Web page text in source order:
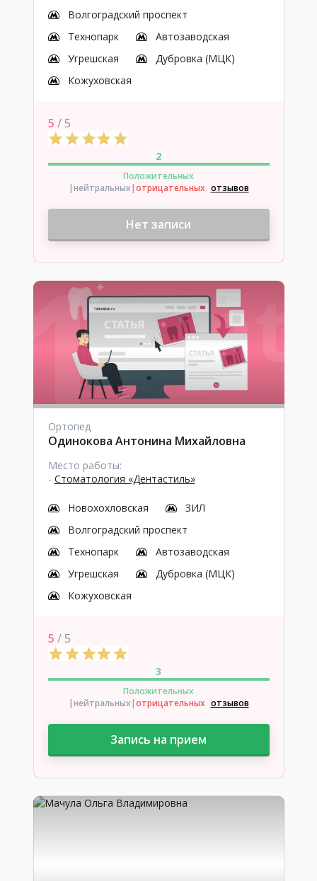
Волгоградский проспект
Технопарк
Автозаводская
Угрешская
Дубровка (МЦК)
Кожуховская
5 / 5
2
Положительных
|нейтральных|отрицательных отзывов
Нет записи
Ортопед
Одинокова Антонина Михайловна
Место работы:
- Стоматология «Дентастиль»
Новохохловская
ЗИЛ
Волгоградский проспект
Технопарк
Автозаводская
Угрешская
Дубровка (МЦК)
Кожуховская
5 / 5
3
Положительных
|нейтральных|отрицательных отзывов
Запись на прием